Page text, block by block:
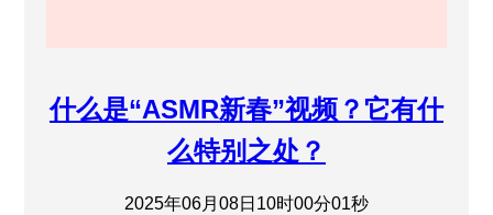
什么是“ASMR新春”视频？它有什
么特别之处？
2025年06月08日10时00分01秒